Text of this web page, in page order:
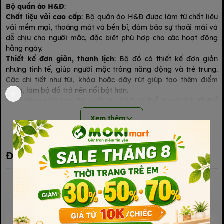
Bộ quần áo H&Đ:
Chất liệu vải cao cấp: Bộ quần áo H&Đ được làm từ chất liệu
vải mềm mại, thoáng mát và bền bỉ, đảm bảo sự thoải mái và
dễ chịu cho người mặc, đặc biệt phù hợp cho các hoạt động
hằng ngày.
Thiết kế đơn giản, thanh lịch: Bộ đồ có thiết kế đơn giản
nhưng tinh tế, giúp người mặc trông năng động và trẻ trung.
Các chi tiết như túi, khóa hoặc dây rút giúp tạo thêm điểm
nhấn, làm bộ đồ trở nên nổi bật hơn.
Kiểu dáng phù hợp
thao, quần áo công sở hay mặc thường ngày, mang lại sự
thoải mái và sự linh hoạt cho mọi hoạt động của người mặc.
Màu sắc đa dạng
: Bộ đồ có nhiều màu sắc từ các tông màu
nhẹ nhàng như xám, đen, trắng đến các màu sắc tươi sáng và
nổi bật như xanh dương, đỏ, giúp người mặc dễ dàng chọn lựa
theo sở thích và phong cách cá nhân.
Đường may chắc chắn: Bộ đồ được may tỉ mỉ và chắc chắn,
giúp sản phẩm có độ bền cao, dễ dàng giặt giũ mà không lo bị
xù hay hư hỏng sau nhiều lần sử dụng.
Phù hợp với nhiều dịp: Bộ quần áo H&Đ lý tưởng để mặc đi
làm, đi chơi, hoặc mặc trong các dịp đặc biệt, giúp người mặc
Xem thêm
Đánh giá sản phẩm